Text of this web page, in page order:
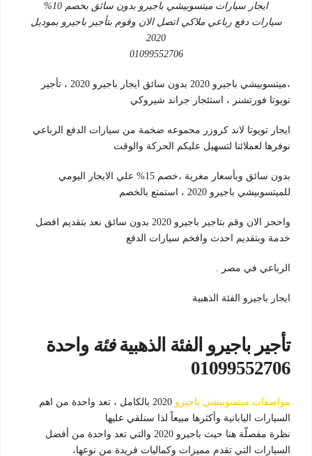
ايجار سيارات ميتسوبيشي باجيرو بدون سائق بخصم 10%
سيارات دفع رباعي ملاكي اتصل الان وقوم بتأجير باجيرو بموديل
2020
01099552706
،ميتسوبيشي باجيرو 2020 بدون سائق ايجار باجيرو 2020 ، تأجير
تويوتا فورتشنر ، استئجار جراند شيروكي
ايجار تويوتا لاند كروزر مجموعه ضخمة من سيارات الدفع الرباعي
نوفرها لعملائنا لتسهيل عليكم الحركة والوقت
بدون سائق وبأسعار مغرية ،خصم 15% علي الايجار اليومي
للميتسوبيشي باجيرو 2020 ، استمتع بالخصم
واحجز الان وقم بتاجير باجيرو 2020 بدون سائق نعد بتقديم افضل
خدمة وبتقديم احدث وافخم سيارات الدفع
الرباعي في مصر .
ايجار باجيرو الفئة الذهبية
تأجير باجيرو الفئة الذهبيةفئة واحدة
01099552706
مواصفات ميتسوبيشي باجيرو
2020 بالكامل ، تعد واحدة من اهم
السيارات اليابانية وأكثرها مبيعاً لذا سنلقي عليها
نظرة مفصلّة هنا حيث باجيرو 2020 والتي تعد واحدة من أفضل
السيارات التي تقدم مميزات وكماليات فريدة من نوعها،